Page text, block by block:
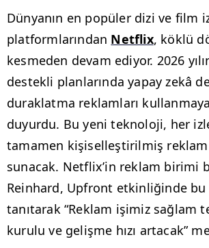
Dünyanın en popüler dizi ve film
platformlarından Netflix, köklü
kesmeden devam ediyor. 2026
destekli planlarında yapay zekâ
duraklatma reklamları kullanmaya
duyurdu. Bu yeni teknoloji, her
tamamen kişiselleştirilmiş
sunacak. Netflix’in reklam birimi
Reinhard, Upfront etkinliğinde
tanıtarak “Reklam işimiz sağlam
kurulu ve gelişme hızı artacak”